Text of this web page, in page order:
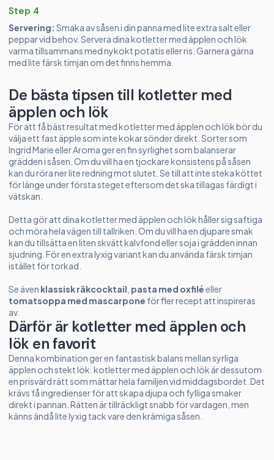
Därför är kotletter med äpplen och
lök en favorit
Denna kombination ger en fantastisk balans mellan syrliga
äpplen och stekt lök. kotletter med äpplen och lök är dessutom
en prisvärd rätt som mättar hela familjen vid middagsbordet. Det
krävs få ingredienser för att skapa djupa och fylliga smaker
direkt i pannan. Rätten är tillräckligt snabb för vardagen, men
känns ändå lite lyxig tack vare den krämiga såsen.
Step 4
Servering: Smaka av såsen i din panna med lite extra salt eller
peppar vid behov. Servera dina kotletter med äpplen och lök
varma tillsammans med nykokt potatis eller ris. Garnera gärna
med lite färsk timjan om det finns hemma.
De bästa tipsen till kotletter med
äpplen och lök
För att få bäst resultat med kotletter med äpplen och lök bör du
välja ett fast äpple som inte kokar sönder direkt. Sorter som
Ingrid Marie eller Aroma ger en fin syrlighet som balanserar
grädden i såsen. Om du vill ha en tjockare konsistens på såsen
kan du röra ner lite redning mot slutet. Se till att inte steka köttet
för länge under första steget eftersom det ska tillagas färdigt i
vätskan.
Detta gör att dina kotletter med äpplen och lök håller sig saftiga
och möra hela vägen till tallriken. Om du vill ha en djupare smak
kan du tillsätta en liten skvätt kalvfond eller soja i grädden innan
sjudning. För en extra lyxig variant kan du använda färsk timjan
istället för torkad.
Se även klassisk räkcocktail pasta med oxfiléeller
tomatsoppa med mascarpone för fler recept att inspireras
av.